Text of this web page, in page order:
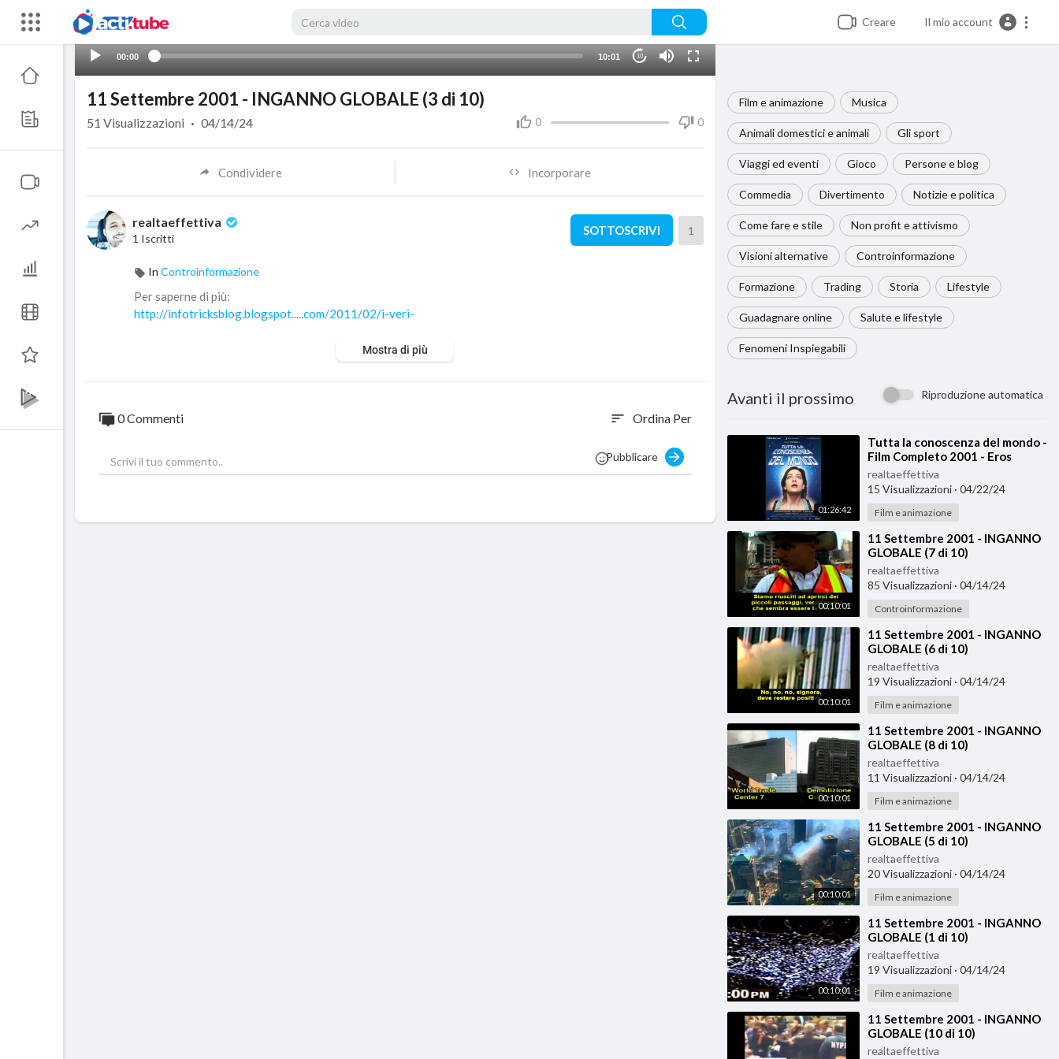
Creare Il mio account
00:00 10:01 10
Film e animazione Musica
Animali domestici e animali Gli sport
Viaggi ed eventi Gioco Persone e blog
Commedia Divertimento Notizie e politica
Come fare e stile Non profit e attivismo
Visioni alternative Controinformazione
Formazione Trading Storia Lifestyle
Guadagnare online Salute e lifestyle
Fenomeni Inspiegabili
Avanti il prossimo Riproduzione automatica
01:26:42
⁣Tutta la conoscenza del mondo -
Film Completo 2001 - Eros
Puglielli
realtaeffettiva
15 Visualizzazioni · 04/22/24
Film e animazione
00:10:01
⁣11 Settembre 2001 - INGANNO
GLOBALE (7 di 10)
realtaeffettiva
85 Visualizzazioni · 04/14/24
Controinformazione
00:10:01
⁣11 Settembre 2001 - INGANNO
GLOBALE (6 di 10)
realtaeffettiva
19 Visualizzazioni · 04/14/24
Film e animazione
00:10:01
⁣11 Settembre 2001 - INGANNO
GLOBALE (8 di 10)
realtaeffettiva
11 Visualizzazioni · 04/14/24
Film e animazione
00:10:01
⁣11 Settembre 2001 - INGANNO
GLOBALE (5 di 10)
realtaeffettiva
20 Visualizzazioni · 04/14/24
Film e animazione
00:10:01
⁣11 Settembre 2001 - INGANNO
GLOBALE (1 di 10)
realtaeffettiva
19 Visualizzazioni · 04/14/24
Film e animazione
⁣11 Settembre 2001 - INGANNO
GLOBALE (10 di 10)
realtaeffettiva
11 Settembre 2001 - INGANNO GLOBALE (3 di 10)
0 0
51 Visualizzazioni · 04/14/24
Condividere Incorporare
realtaeffettiva
1 Iscritti
SOTTOSCRIVI 1
In Controinformazione
Per saperne di più:
http://infotricksblog.blogspot.....com/2011/02/i-veri-
Mostra di più
0 Commenti sort Ordina Per
Pubblicare